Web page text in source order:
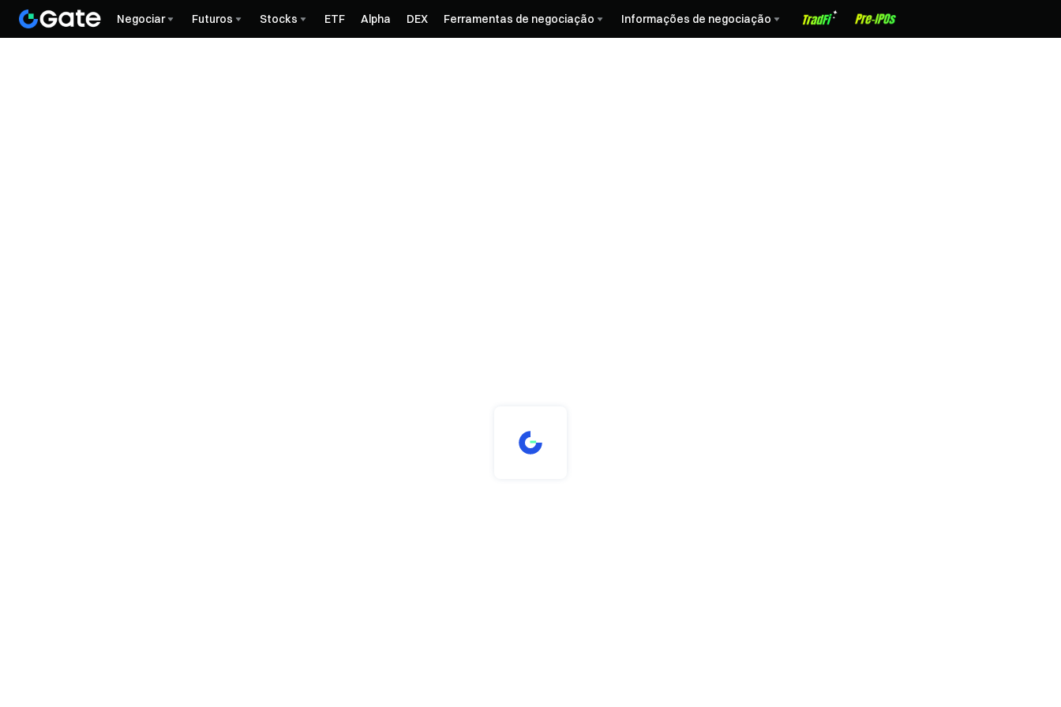
Negociar Futuros Stocks ETF Alpha DEX Ferramentas de negociação Informações de negociação